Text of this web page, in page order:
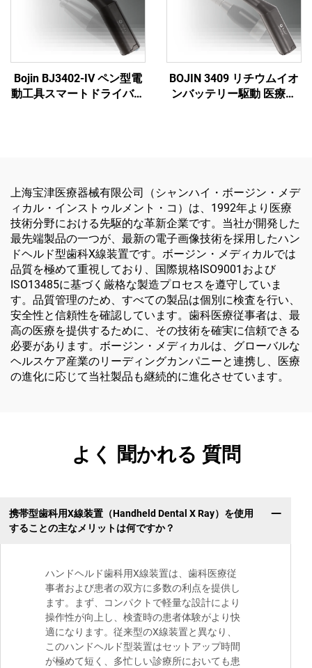
Bojin BJ3402-IV ペン型電
動工具スマートドライバー
BOJIN 3409 リチウムイオ
ンバッテリー駆動 医療用
上海宝津医療器械有限公司（シャンハイ・ボージン・メデ
ィカル・インストゥルメント・コ）は、1992年より医療
技術分野における先駆的な革新企業です。当社が開発した
最先端製品の一つが、最新の電子画像技術を採用したハン
ドヘルド型歯科X線装置です。ボージン・メディカルでは
品質を極めて重視しており、国際規格ISO9001および
ISO13485に基づく厳格な製造プロセスを遵守していま
す。品質管理のため、すべての製品は個別に検査を行い、
安全性と信頼性を確認しています。歯科医療従事者は、最
高の医療を提供するために、その技術を確実に信頼できる
必要があります。ボージン・メディカルは、グローバルな
ヘルスケア産業のリーディングカンパニーと連携し、医療
の進化に応じて当社製品も継続的に進化させています。
よく 聞かれる 質問
携帯型歯科用X線装置（Handheld Dental X Ray）を使用
することの主なメリットは何ですか？
ハンドヘルド歯科用X線装置は、歯科医療従
事者および患者の双方に多数の利点を提供し
ます。まず、コンパクトで軽量な設計により
操作性が向上し、検査時の患者体験がより快
適になります。従来型のX線装置と異なり、
このハンドヘルド型装置はセットアップ時間
が極めて短く、多忙しい診療所においても患